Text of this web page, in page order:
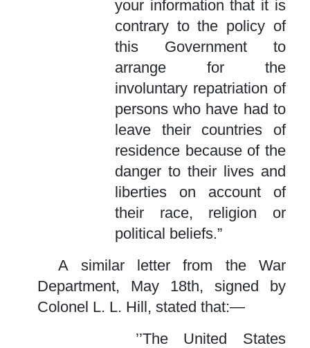
your information that it is
contrary to the policy of
this Government to
arrange for the
involuntary repatriation of
persons who have had to
leave their countries of
residence because of the
danger to their lives and
liberties on account of
their race, religion or
political beliefs.”
A similar letter from the War
Department, May 18th, signed by
Colonel L. L. Hill, stated that:—
’’The United States